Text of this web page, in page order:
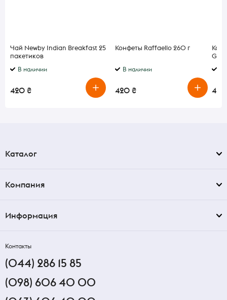
Чай Newby Indian Breakfast 25
пакетиков
В наличии
420 ₴
Конфеты Raffaello 260 г
В наличии
420 ₴ 415
Каталог
Компания
Информация
Контакты
(044) 286 15 85
(098) 606 40 00